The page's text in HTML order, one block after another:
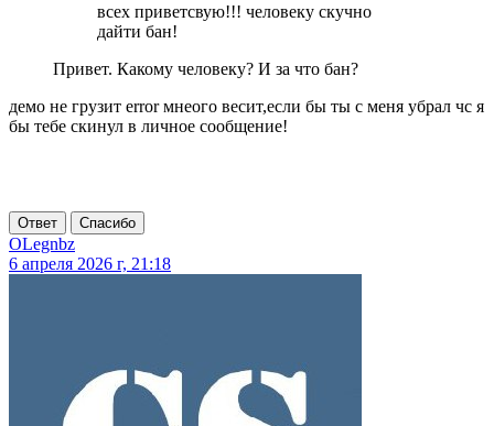
всех приветсвую!!! человеку скучно
дайти бан!
Привет. Какому человеку? И за что бан?
демо не грузит error мнеого весит,если бы ты с меня убрал чс я
бы тебе скинул в личное сообщение!
Ответ Спасибо
OLegnbz
6 апреля 2026 г, 21:18